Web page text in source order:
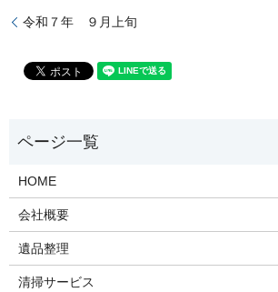
令和７年 ９月上旬
HOME
会社概要
遺品整理
清掃サービス